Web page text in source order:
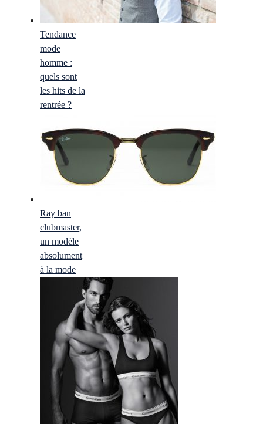
Tendance
mode
homme :
quels sont
les hits de la
rentrée ?
Ray ban
clubmaster,
un modèle
absolument
à la mode